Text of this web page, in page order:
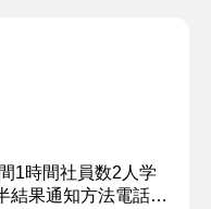
視したボトムアッ
、以下2点の施策
1時間社員数2人学
結果通知方法電話